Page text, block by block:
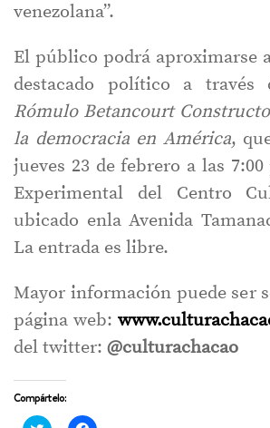
venezolana”.
El público podrá aproximarse
destacado político a
Rómulo Betancourt
la democracia en América,
jueves 23 de febrero a las
Experimental del Centro
ubicado enla Avenida
La entrada es libre.
Mayor información puede ser
página web:
del twitter: @culturachacao
Compártelo: